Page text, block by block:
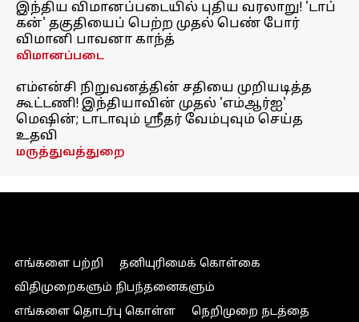
இந்திய விமானப்படையில் புதிய வரலாறு! 'டாப்
கன்' தகுதியைப் பெற்ற முதல் பெண் போர்
விமானி பாவனா காந்த்
விமானப்படை
எம்என்சி நிறுவனத்தின் சதியை முறியடித்த
கூட்டணி! இந்தியாவின் முதல் 'எம்ஆர்ஐ'
மெஷின்; டாடாவும் ஸ்ரீதர் வேம்புவும் செய்த
உதவி
மருத்துவத்துறை
எங்களை பற்றி
தனியுரிமைக் கொள்கை
விதிமுறைகளும் நிபந்தனைகளும்
எங்களை தொடர்பு கொள்ள
நெறிமுறை நடத்தை